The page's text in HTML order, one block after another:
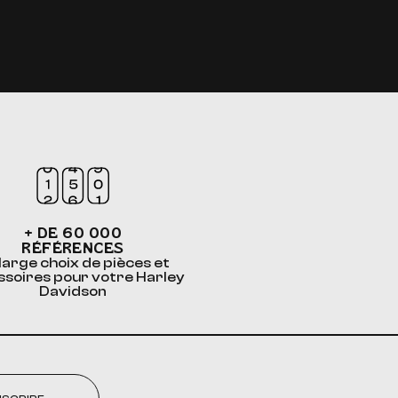
+ DE 60 000
RÉFÉRENCES
choix de pièces et
pour votre Harley
Davidson